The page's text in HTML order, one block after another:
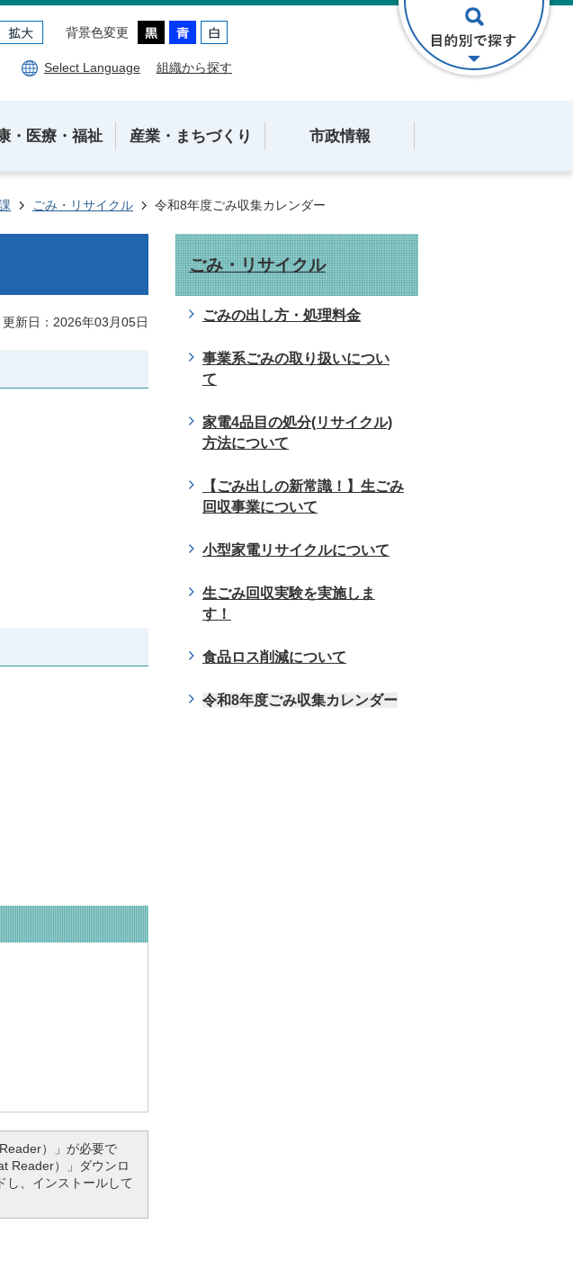
背景色変更
Select Language 組織から探す
・医療・福祉 産業・まちづくり 市政情報
ごみ・リサイクル 令和8年度ごみ収集カレンダー
更新日：2026年03月05日
）」が必要で
Reader）」ダウンロ
し、インストールして
ごみ・リサイクル
ごみの出し方・処理料金
事業系ごみの取り扱いについ
て
家電4品目の処分(リサイクル)
方法について
【ごみ出しの新常識！】生ごみ
回収事業について
小型家電リサイクルについて
生ごみ回収実験を実施しま
す！
食品ロス削減について
令和8年度ごみ収集カレンダー